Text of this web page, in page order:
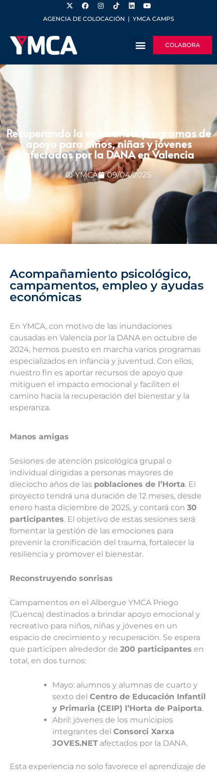
AGENCIA DE COLOCACIÓN | YMCA CAMPS
COLABORA
Recuperando la esperanza: programas de
apoyo para niños, niñas y jóvenes
afectados por la DANA en Valencia
YMCA 09/04/2025
Acompañamiento psicológico,
campamentos, empleo y ayudas
económicas
En YMCA, con motivo de las inundaciones
causadas en Valencia por la DANA en octubre de
2024, hemos puesto en marcha varios programas
especializados en infancia y juventud. Con ellos,
nuestro fin es aportar recursos de apoyo que
mitiguen el impacto emocional y faciliten el
camino hacia la recuperación del bienestar y la
esperanza.
Manos amigas
Sesiones de atención psicológica grupal o
individual dirigidas a per­sonas mayores de
dieciocho años de las poblaciones de l’Horta. El
proyecto tendrá una duración de 12 meses, desde
enero hasta diciembre de 2025, y contará con 30
participantes. El objetivo de estas sesiones será
fomentar la gestión de las emociones para
prevenir la cronifica­ción del trauma, fortalecer la
resiliencia y promover el bienestar.
Reconstruyendo sonrisas
Campamentos en el Albergue YMCA Priego
(Cuenca) destinados a brindar apoyo emocional y
recreativo para niños, niñas y jóvenes en un
espacio de crecimiento y recuperación. Se espera
que participen alrededor de 200 participantes en
total, en dos turnos:
Mayo: alumnos y alumnas de cuarto y
sexto del Centro de Educación Infantil
y Primaria (CEIP) l’Horta de Paiporta.
Abril: jóvenes de los municipios
integrantes del Consorci Xarxa
JOVES.NET afectados por la DANA.
Esta experiencia no solo favorece el aprendizaje de